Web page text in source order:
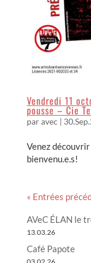
Vendredi 11
pousse – Cie
paravec |
Venez
bienvenu.e.s!
« Entrées
AVeC ÉLAN le
13.03.26
Café Papote